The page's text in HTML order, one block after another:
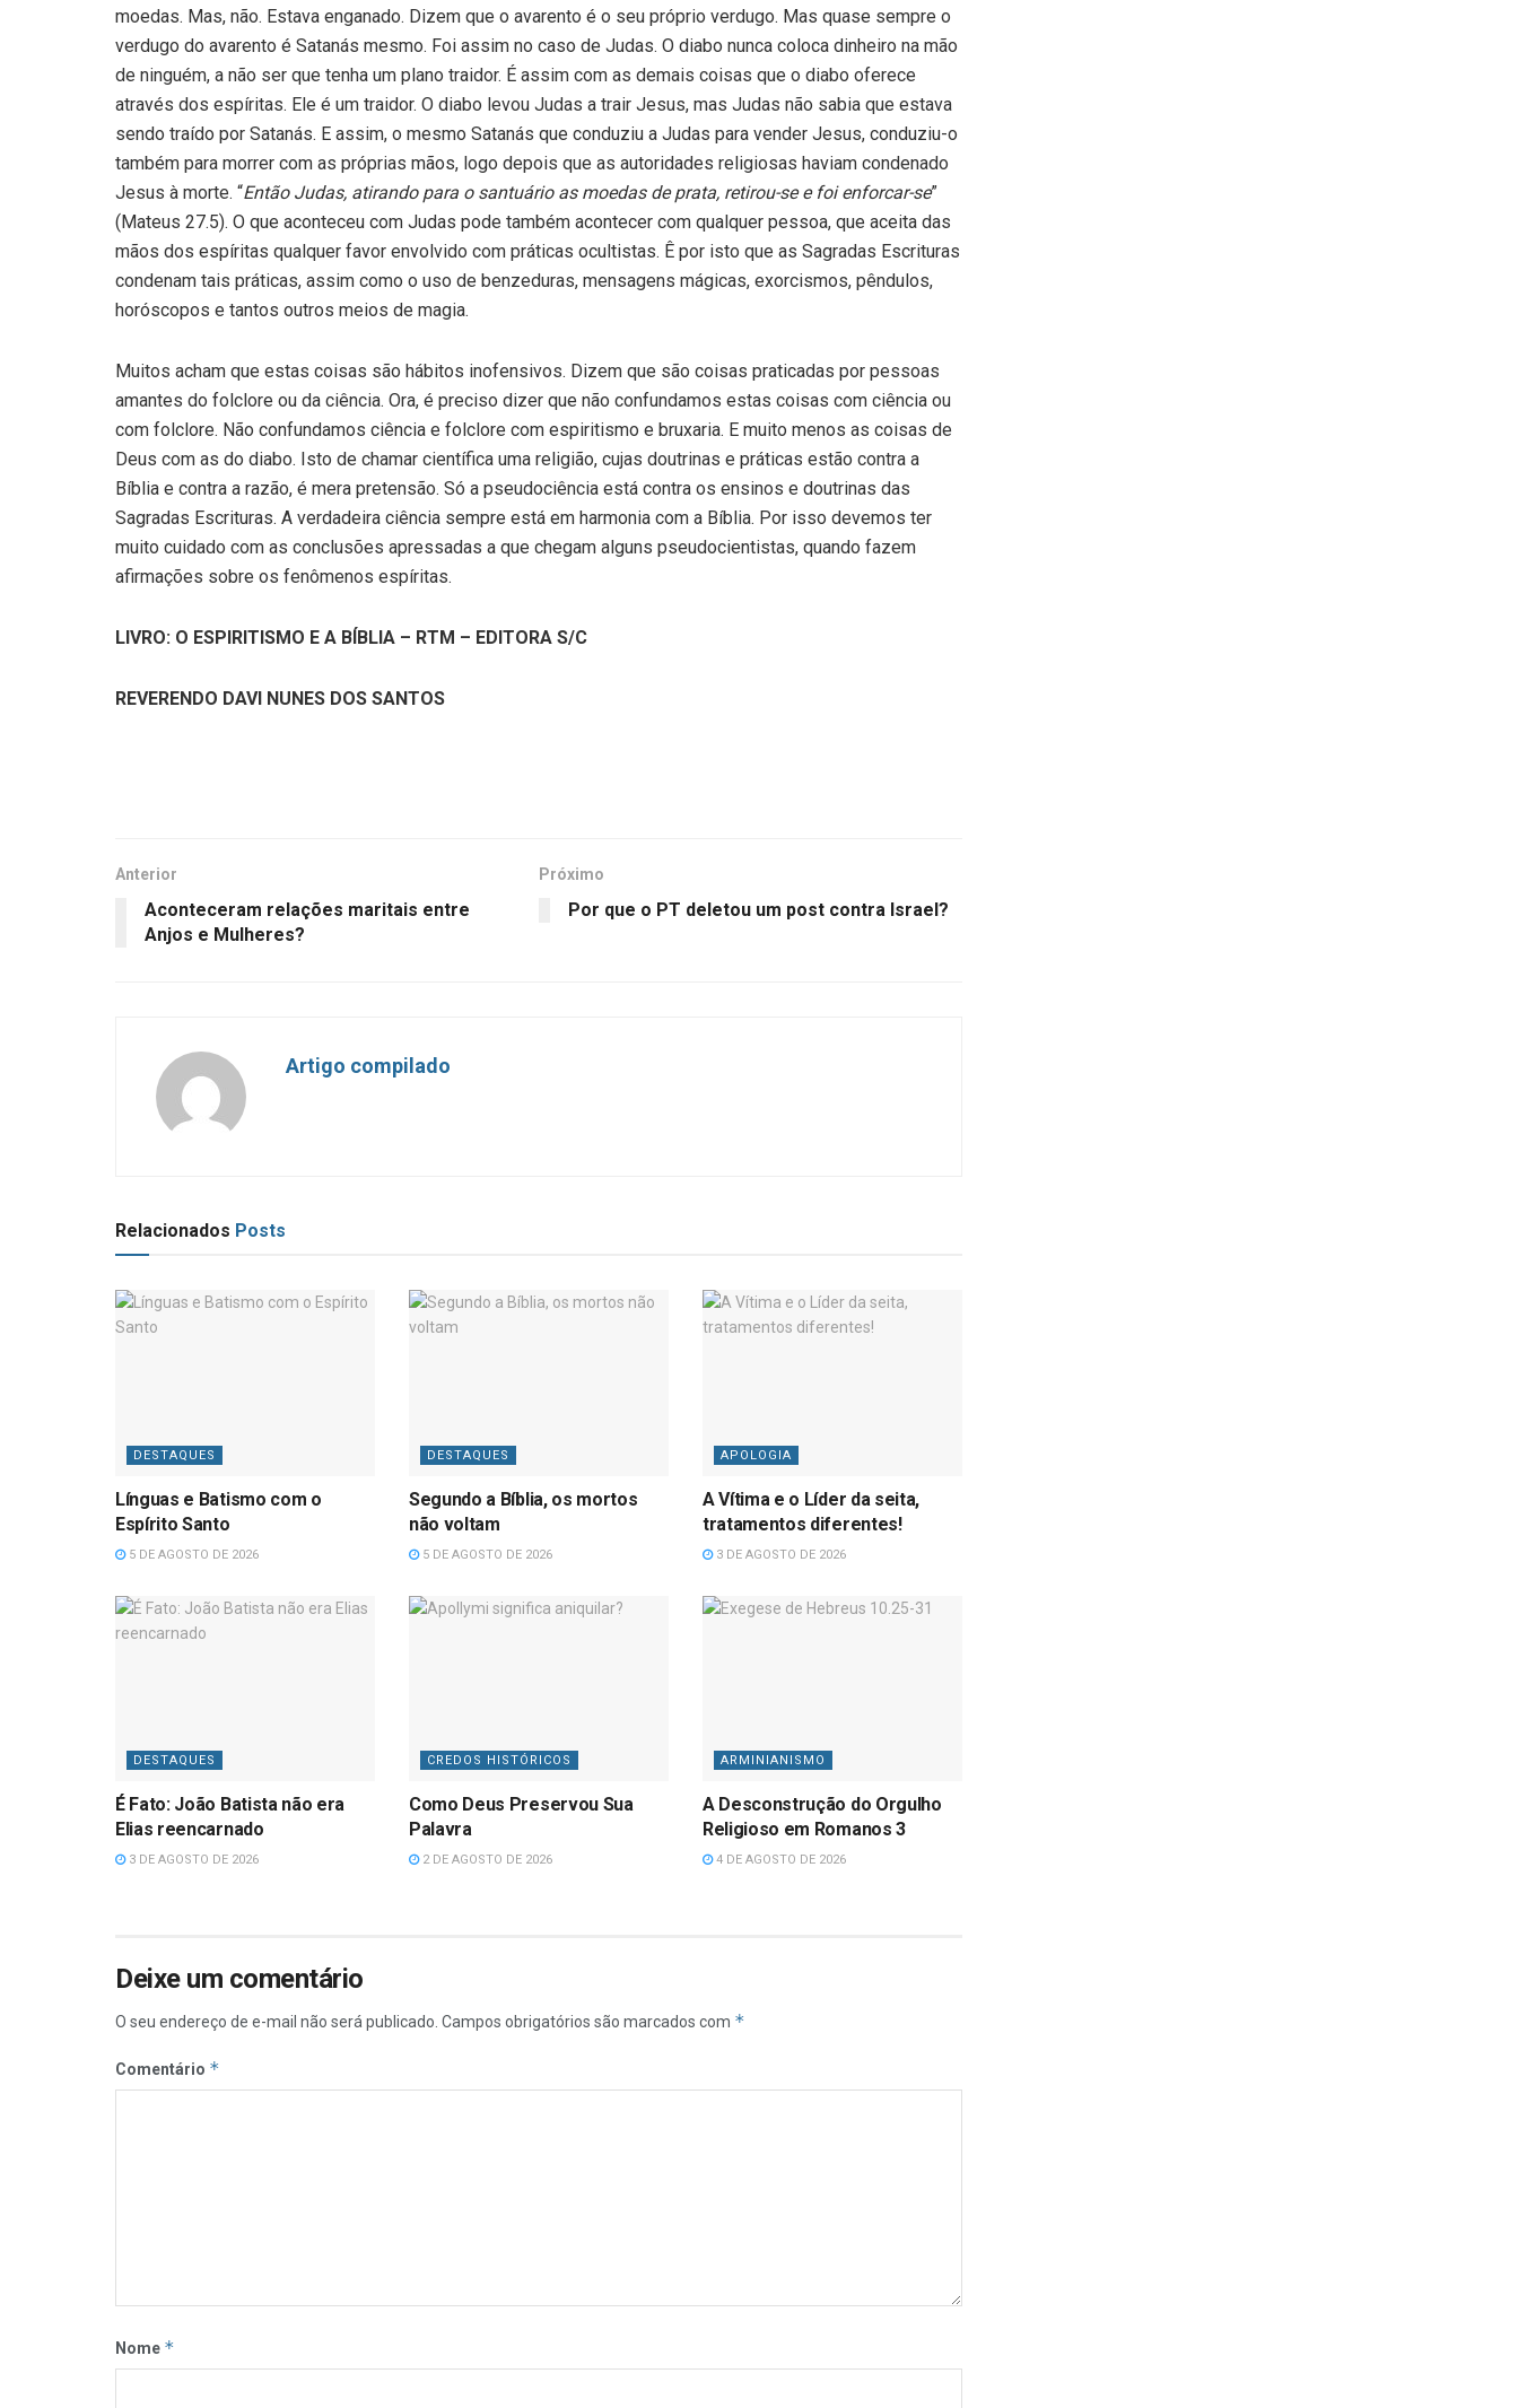
moedas. Mas, não. Estava enganado. Dizem que o avarento é o seu próprio verdugo. Mas quase sempre o
verdugo do avarento é Satanás mesmo. Foi assim no caso de Judas. O diabo nunca coloca dinheiro na mão
de ninguém, a não ser que tenha um plano traidor. É assim com as demais coisas que o diabo oferece
através dos espíritas. Ele é um traidor. O diabo le­vou Judas a trair Jesus, mas Judas não sabia que estava
sendo traído por Satanás. E assim, o mesmo Satanás que conduziu a Judas para vender Jesus, conduziu-o
também para morrer com as próprias mãos, logo depois que as autoridades religiosas ha­viam condenado
Jesus à morte. “Então Judas, ati­rando para o santuário as moedas de prata, reti­rou-se e foi enforcar-se”
(Mateus 27.5). O que aconteceu com Judas pode também acontecer com qualquer pessoa, que aceita das
mãos dos espíritas qualquer favor envolvido com práticas ocultistas. Ê por isto que as Sagradas Escrituras
condenam tais práticas, assim como o uso de benzeduras, mensa­gens mágicas, exorcismos, pêndulos,
horóscopos e tantos outros meios de magia.
Muitos acham que estas coisas são hábitos ino­fensivos. Dizem que são coisas praticadas por pes­soas
amantes do folclore ou da ciência. Ora, é pre­ciso dizer que não confundamos estas coisas com ciência ou
com folclore. Não confundamos ciência e folclore com espiritismo e bruxaria. E muito me­nos as coisas de
Deus com as do diabo. Isto de cha­mar científica uma religião, cujas doutrinas e práti­cas estão contra a
Bíblia e contra a razão, é mera pretensão. Só a pseudociência está contra os ensinos e doutrinas das
Sagradas Escrituras. A verdadeira ciência sempre está em harmonia com a Bíblia. Por isso devemos ter
muito cuidado com as conclusões apressadas a que chegam alguns pseudocientistas, quando fazem
afirmações sobre os fenômenos espíritas.
LIVRO: O ESPIRITISMO E A BÍBLIA – RTM – EDITORA S/C
REVERENDO DAVI NUNES DOS SANTOS
Anterior
Aconteceram relações maritais entre
Anjos e Mulheres?
Próximo
Por que o PT deletou um post contra Israel?
Artigo compilado
Relacionados Posts
DESTAQUES
Línguas e Batismo com o
Espírito Santo
5 DE AGOSTO DE 2026
DESTAQUES
Segundo a Bíblia, os mortos
não voltam
5 DE AGOSTO DE 2026
APOLOGIA
A Vítima e o Líder da seita,
tratamentos diferentes!
3 DE AGOSTO DE 2026
DESTAQUES
É Fato: João Batista não era
Elias reencarnado
3 DE AGOSTO DE 2026
CREDOS HISTÓRICOS
Como Deus Preservou Sua
Palavra
2 DE AGOSTO DE 2026
ARMINIANISMO
A Desconstrução do Orgulho
Religioso em Romanos 3
4 DE AGOSTO DE 2026
Deixe um comentário
O seu endereço de e-mail não será publicado. Campos obrigatórios são marcados com *
Comentário *
Nome *